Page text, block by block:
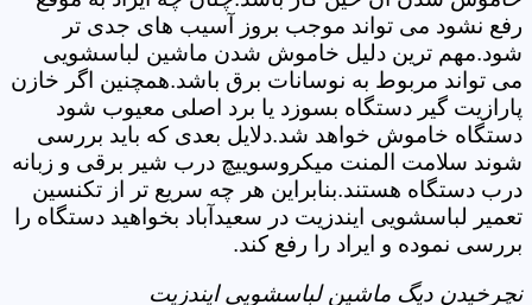
رفع نشود می تواند موجب بروز آسیب های جدی تر
شود.مهم ترین دلیل خاموش شدن ماشین لباسشویی
می تواند مربوط به نوسانات برق باشد.همچنین اگر خازن
پارازیت گیر دستگاه بسوزد یا برد اصلی معیوب شود
دستگاه خاموش خواهد شد.دلایل بعدی که باید بررسی
شوند سلامت المنت میکروسوییچ درب شیر برقی و زبانه
درب دستگاه هستند.بنابراین هر چه سریع تر از تکنسین
تعمیر لباسشویی ایندزیت در سعیدآباد بخواهید دستگاه را
بررسی نموده و ایراد را رفع کند.
نچرخیدن دیگ ماشین لباسشویی ایندزیت